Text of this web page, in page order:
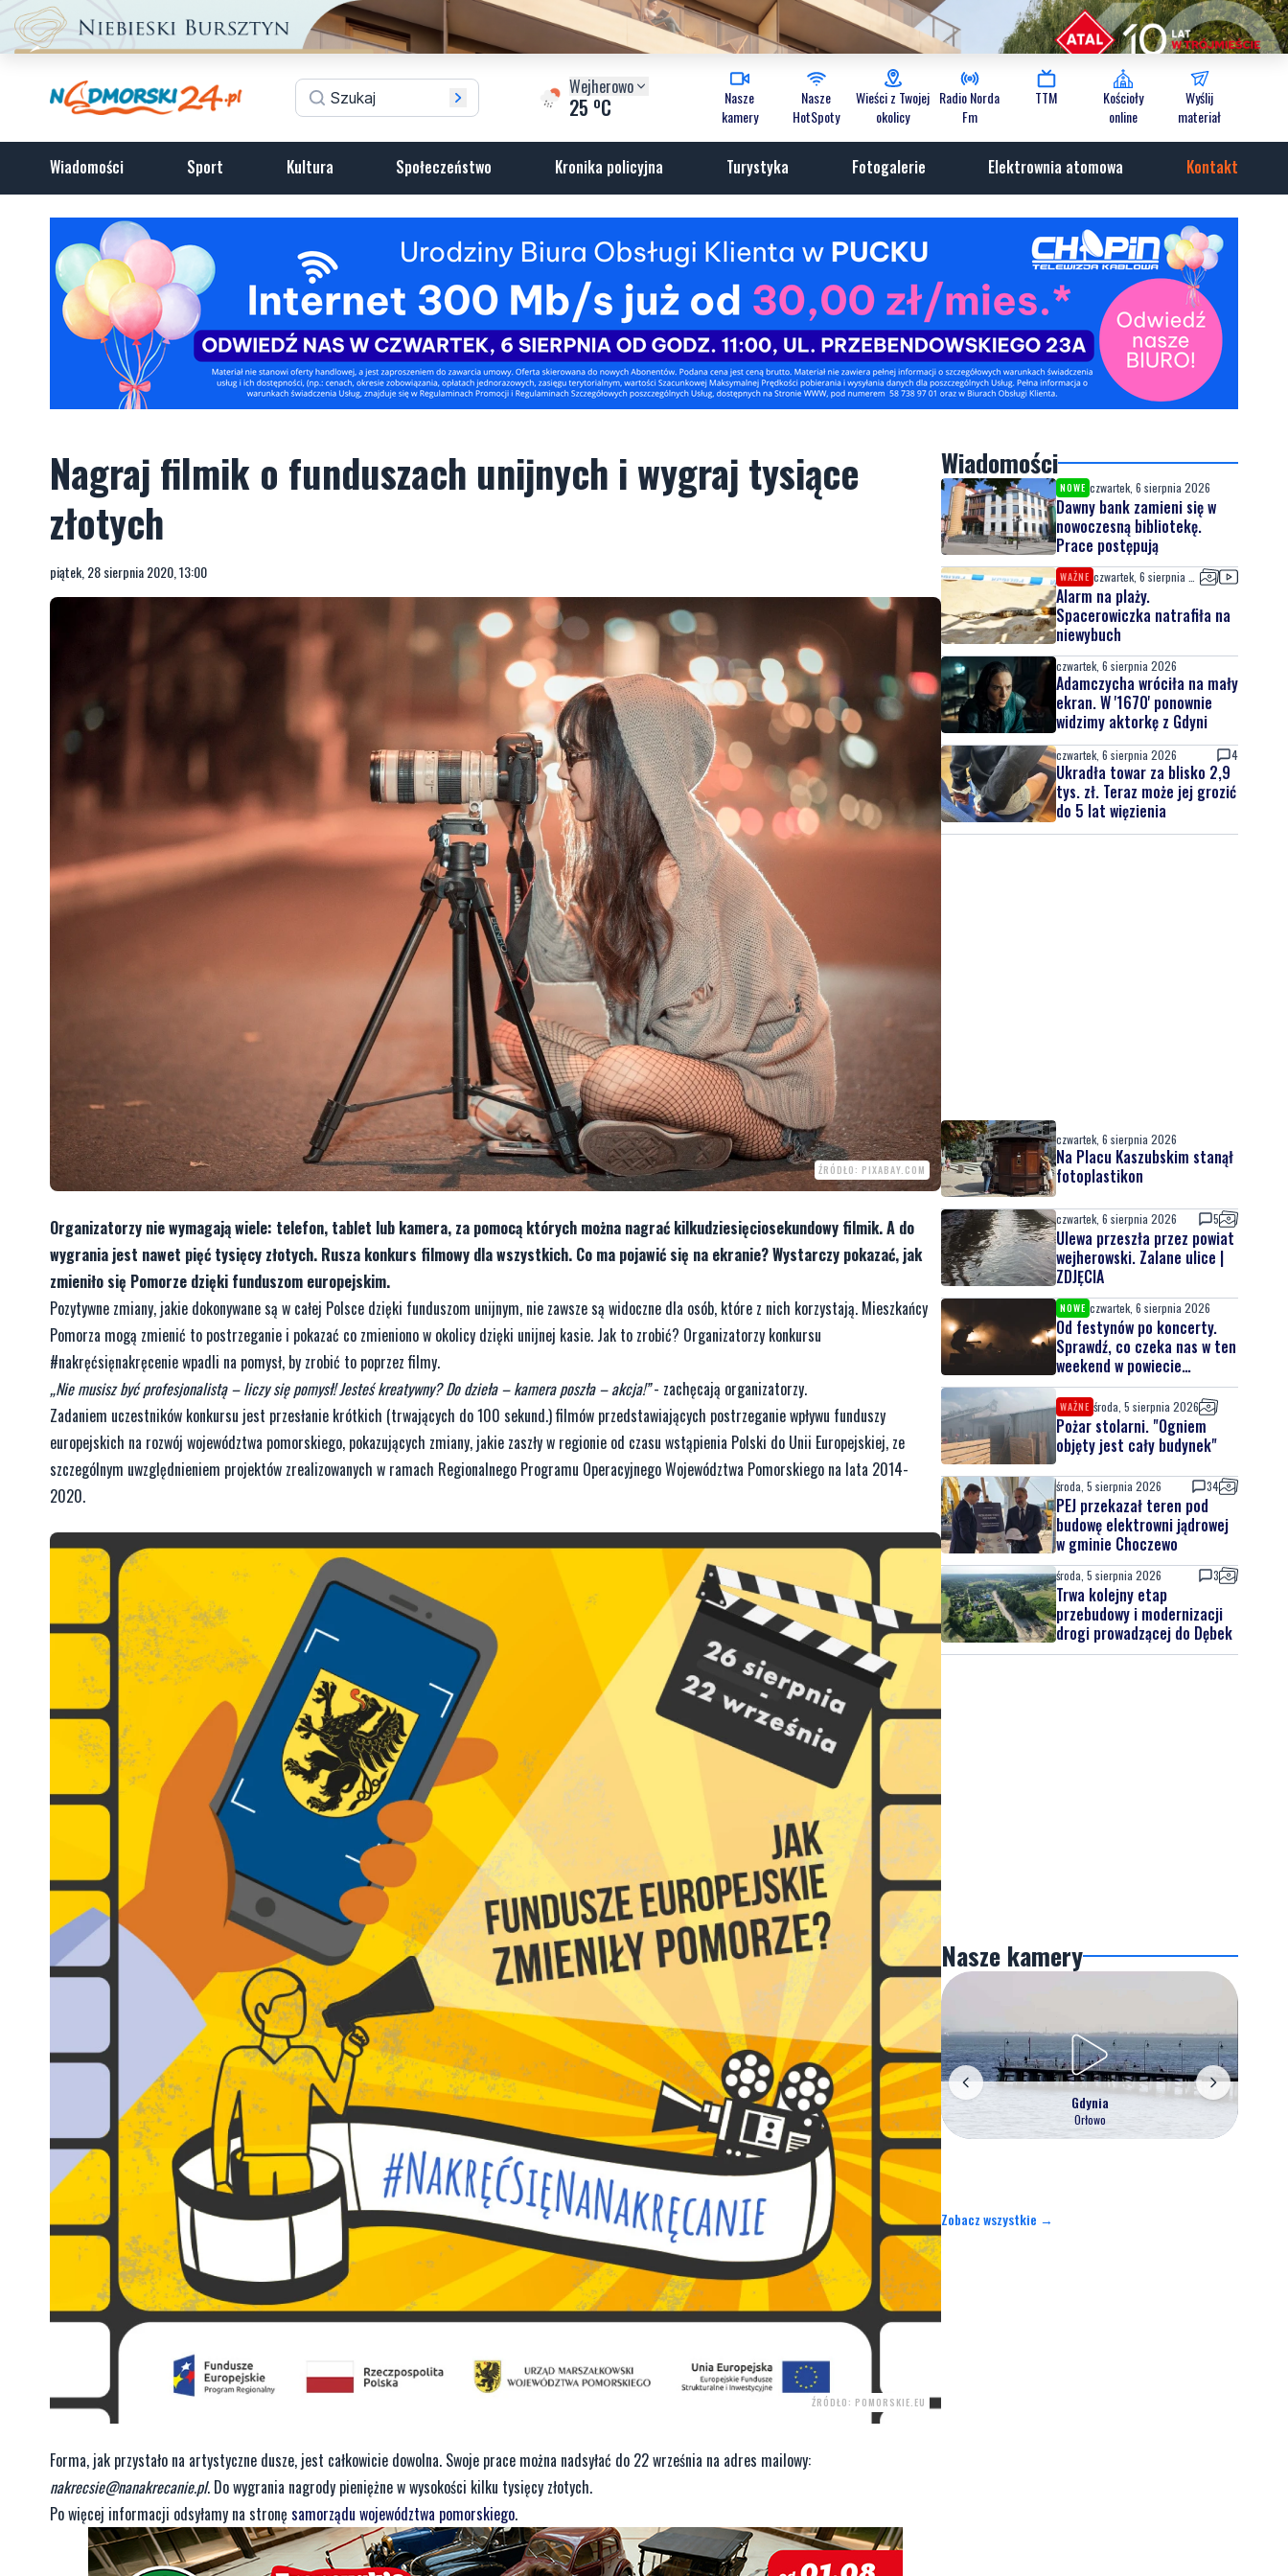
Wejherowo
25 oC
Nasze
kamery
Nasze
HotSpoty
Wieści z Twojej
okolicy
Radio Norda
Fm
TTM
Kościoły
online
Wyślij
materiał
Wiadomości Sport Kultura Społeczeństwo Kronika policyjna Turystyka Fotogalerie Elektrownia atomowa Kontakt
Nagraj filmik o funduszach unijnych i wygraj tysiące
złotych
piątek, 28 sierpnia 2020, 13:00
ŹRÓDŁO: PIXABAY.COM
Organizatorzy nie wymagają wiele: telefon, tablet lub kamera, za pomocą których można nagrać kilkudziesięciosekundowy filmik. A do
wygrania jest nawet pięć tysięcy złotych. Rusza konkurs filmowy dla wszystkich. Co ma pojawić się na ekranie? Wystarczy pokazać, jak
zmieniło się Pomorze dzięki funduszom europejskim.
Pozytywne zmiany, jakie dokonywane są w całej Polsce dzięki funduszom unijnym, nie zawsze są widoczne dla osób, które z nich korzystają. Mieszkańcy
Pomorza mogą zmienić to postrzeganie i pokazać co zmieniono w okolicy dzięki unijnej kasie. Jak to zrobić? Organizatorzy konkursu
#nakręćsięnakręcenie wpadli na pomysł, by zrobić to poprzez filmy.
„Nie musisz być profesjonalistą – liczy się pomysł! Jesteś kreatywny? Do dzieła – kamera poszła – akcja!”- zachęcają organizatorzy.
Zadaniem uczestników konkursu jest przesłanie krótkich (trwających do 100 sekund.) filmów przedstawiających postrzeganie wpływu funduszy
europejskich na rozwój województwa pomorskiego, pokazujących zmiany, jakie zaszły w regionie od czasu wstąpienia Polski do Unii Europejskiej, ze
szczególnym uwzględnieniem projektów zrealizowanych w ramach Regionalnego Programu Operacyjnego Województwa Pomorskiego na lata 2014-
2020.
ŹRÓDŁO: POMORSKIE.EU
Forma, jak przystało na artystyczne dusze, jest całkowicie dowolna. Swoje prace można nadsyłać do 22 września na adres mailowy:
nakrecsie@nanakrecanie.pl. Do wygrania nagrody pieniężne w wysokości kilku tysięcy złotych.
Po więcej informacji odsyłamy na stronę samorządu województwa pomorskiego.
Wiadomości
NOWE czwartek, 6 sierpnia 2026
Dawny bank zamieni się w
nowoczesną bibliotekę.
Prace postępują
WAŻNE
Alarm na plaży.
Spacerowiczka natrafiła na
niewybuch
czwartek, 6 sierpnia 2026
Adamczycha wróciła na mały
ekran. W '1670' ponownie
widzimy aktorkę z Gdyni
czwartek, 6 sierpnia 2026 4
Ukradła towar za blisko 2,9
tys. zł. Teraz może jej grozić
do 5 lat więzienia
czwartek, 6 sierpnia 2026
Na Placu Kaszubskim stanął
fotoplastikon
czwartek, 6 sierpnia 2026 5
Ulewa przeszła przez powiat
wejherowski. Zalane ulice |
ZDJĘCIA
NOWE czwartek, 6 sierpnia 2026
Od festynów po koncerty.
Sprawdź, co czeka nas w ten
weekend w powiecie
lęborskim
WAŻNE środa, 5 sierpnia 2026
Pożar stolarni. "Ogniem
objęty jest cały budynek"
środa, 5 sierpnia 2026 34
PEJ przekazał teren pod
budowę elektrowni jądrowej
w gminie Choczewo
środa, 5 sierpnia 2026 3
Trwa kolejny etap
przebudowy i modernizacji
drogi prowadzącej do Dębek
Nasze kamery
Gdynia
Orłowo
Zobacz wszystkie →